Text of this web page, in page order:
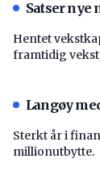
Satser nye
Hentet
framtidig
Langøy
Sterkt år i
millionutbytte.